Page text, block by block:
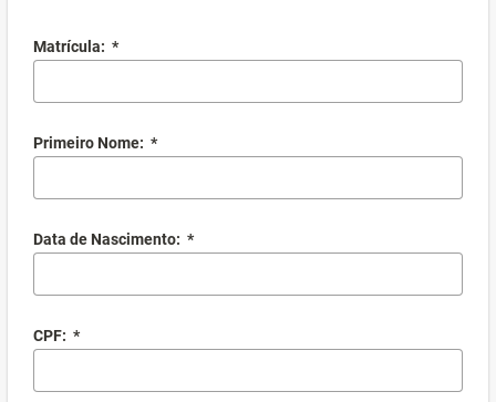
Matrícula: *
Primeiro Nome: *
Data de Nascimento: *
CPF: *